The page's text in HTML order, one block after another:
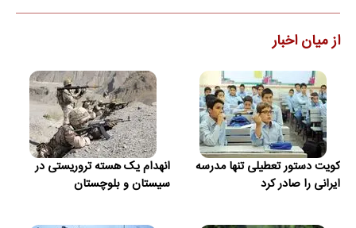
از میان اخبار
کویت دستور تعطیلی تنها مدرسه
ایرانی را صادر کرد
انهدام یک هسته تروریستی در
سیستان و بلوچستان